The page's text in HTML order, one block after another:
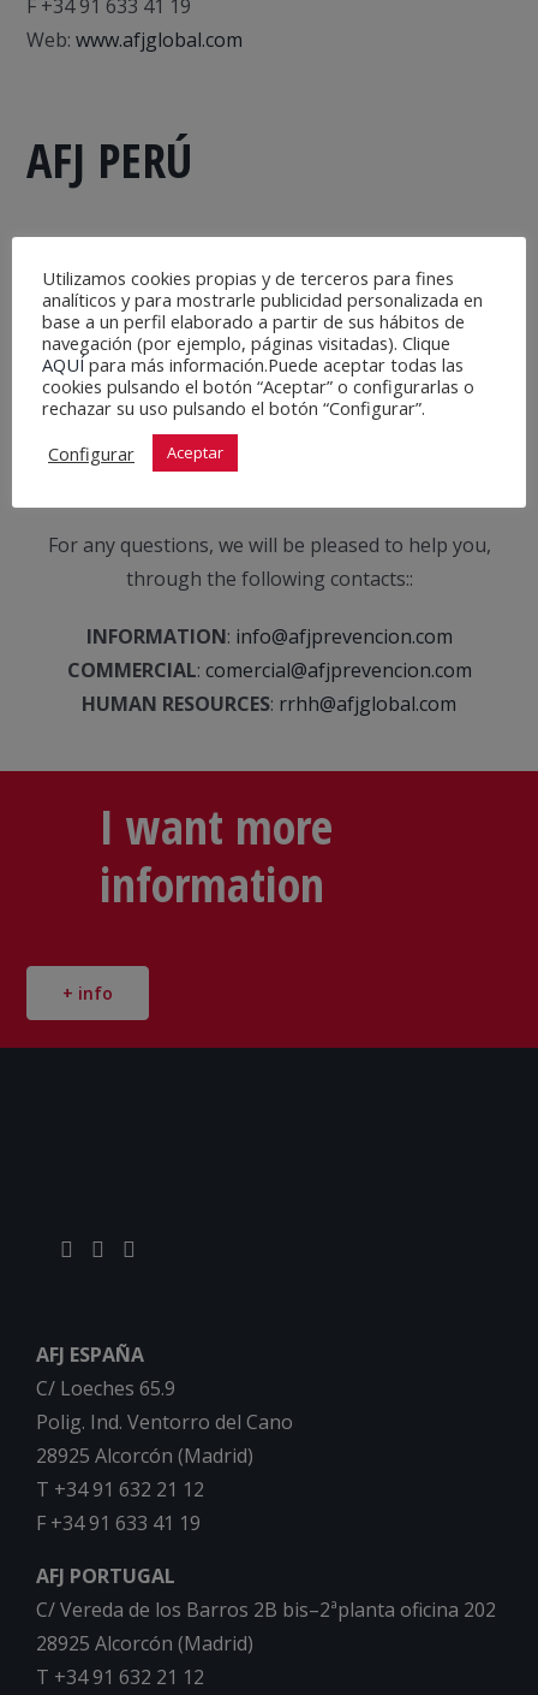
F +34 91 633 41 19
Web:www.afjglobal.com
AFJ PERÚ
Av.Ricardo Palma 341. Oficina 304
Edificio Platino -Miraflores,
Lima- Perú.
Teléfono. +51934762110
dpomodoro@afjglobal.com
Web:www.afjglobal.com
For any questions, we will be pleased to help you,
through the following contacts::
INFORMATION: info@afjprevencion.com
COMMERCIAL: comercial@afjprevencion.com
HUMAN RESOURCES: rrhh@afjglobal.com
I want more
information
+ info
AFJ ESPAÑA
C/ Loeches 65.9
Polig. Ind. Ventorro del Cano
28925 Alcorcón (Madrid)
T +34 91 632 21 12
F +34 91 633 41 19
AFJ PORTUGAL
C/ Vereda de los Barros 2B bis–2ªplanta oficina 202
28925 Alcorcón (Madrid)
T +34 91 632 21 12
Utilizamos cookies propias y de terceros para fines
analíticos y para mostrarle publicidad personalizada en
base a un perfil elaborado a partir de sus hábitos de
navegación (por ejemplo, páginas visitadas). Clique
AQUÍ para más información.Puede aceptar todas las
cookies pulsando el botón “Aceptar” o configurarlas o
rechazar su uso pulsando el botón “Configurar”.
Configurar
Aceptar